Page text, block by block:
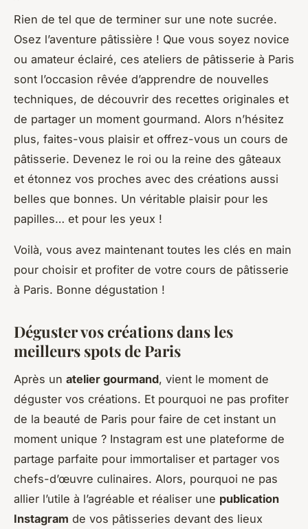
Rien de tel que de terminer sur une note sucrée.
Osez l’aventure pâtissière ! Que vous soyez novice
ou amateur éclairé, ces ateliers de pâtisserie à Paris
sont l’occasion rêvée d’apprendre de nouvelles
techniques, de découvrir des recettes originales et
de partager un moment gourmand. Alors n’hésitez
plus, faites-vous plaisir et offrez-vous un cours de
pâtisserie. Devenez le roi ou la reine des gâteaux
et étonnez vos proches avec des créations aussi
belles que bonnes. Un véritable plaisir pour les
papilles… et pour les yeux !
Voilà, vous avez maintenant toutes les clés en main
pour choisir et profiter de votre cours de pâtisserie
à Paris. Bonne dégustation !
Déguster vos créations dans les
meilleurs spots de Paris
Après un atelier gourmand, vient le moment de
déguster vos créations. Et pourquoi ne pas profiter
de la beauté de Paris pour faire de cet instant un
moment unique ? Instagram est une plateforme de
partage parfaite pour immortaliser et partager vos
chefs-d’œuvre culinaires. Alors, pourquoi ne pas
allier l’utile à l’agréable et réaliser une publication
Instagram de vos pâtisseries devant des lieux